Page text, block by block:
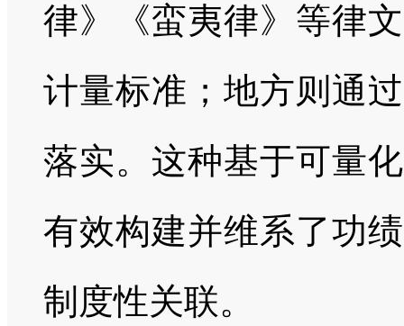
律》《蛮夷律》等律
计量标准；地方则通
落实。这种基于可量
有效构建并维系了功
制度性关联。